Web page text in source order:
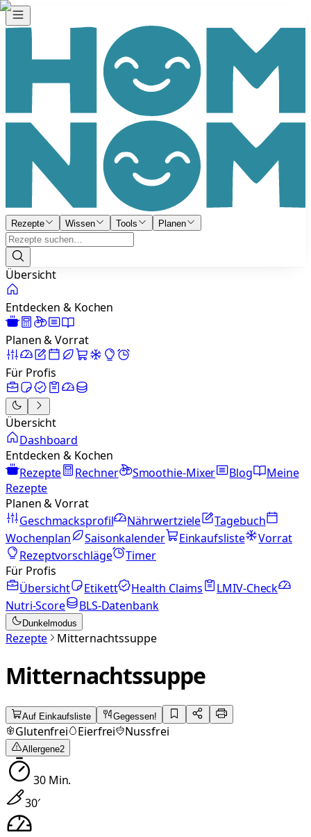
Rezepte Wissen Tools Planen
Übersicht
Entdecken & Kochen
Planen & Vorrat
Für Profis
Übersicht
Dashboard
Entdecken & Kochen
Rezepte
Rechner Smoothie-Mixer Blog
Meine
Rezepte
Planen & Vorrat
Geschmacksprofil
Nährwertziele
Tagebuch
Wochenplan
Saisonkalender Einkaufsliste
Vorrat
Rezeptvorschläge
Timer
Für Profis
Übersicht
Etikett Health Claims
LMIV-Check
Nutri-Score
BLS-Datenbank
Dunkelmodus
Rezepte Mitternachtssuppe
Mitternachtssuppe
Auf Einkaufsliste Gegessen!
Glutenfrei Eierfrei Nussfrei
Allergene2
30Min.
30′